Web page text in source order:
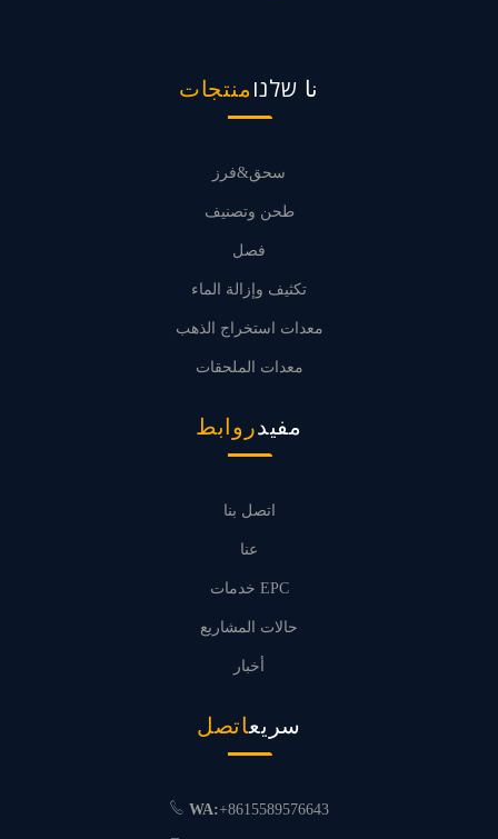
نا שלנו منتجات
سحق&فرز
طحن وتصنيف
فصل
تكثيف وإزالة الماء
معدات استخراج الذهب
معدات الملحقات
مفيدروابط
اتصل بنا
عنا
خدمات EPC
حالات المشاريع
أخبار
سريعاتصل
WA:+8615589576643